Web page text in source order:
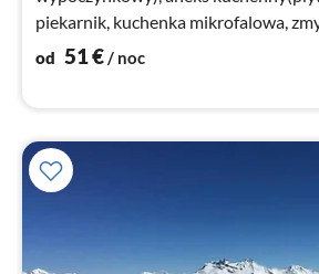
piekarnik, kuchenka mikrofalowa,
lodówka)
od 51€/ noc